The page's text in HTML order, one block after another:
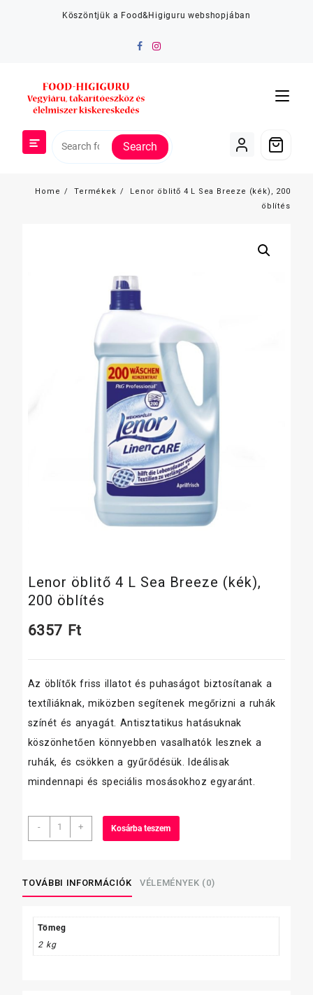
Köszöntjük a Food&Higiguru webshopjában
Search
Home Termékek
Lenor öblitő 4 L Sea Breeze (kék), 200
öblítés
Lenor öblitő 4 L Sea Breeze (kék),
200 öblítés
6357 Ft
Az öblítők friss illatot és puhaságot biztosítanak a
textíliáknak, miközben segítenek megőrizni a ruhák
színét és anyagát. Antisztatikus hatásuknak
köszönhetően könnyebben vasalhatók lesznek a
ruhák, és csökken a gyűrődésük. Ideálisak
mindennapi és speciális mosásokhoz egyaránt.
-
Lenor
öblitő
Sea
Breeze
200
öblítés
mennyiség
+ Kosárba teszem
TOVÁBBI INFORMÁCIÓK VÉLEMÉNYEK (0)
Tömeg
2 kg